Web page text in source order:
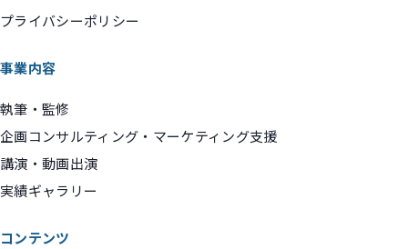
プライバシーポリシー
事業内容
執筆・監修
企画コンサルティング・マーケティング支援
講演・動画出演
実績ギャラリー
コンテンツ